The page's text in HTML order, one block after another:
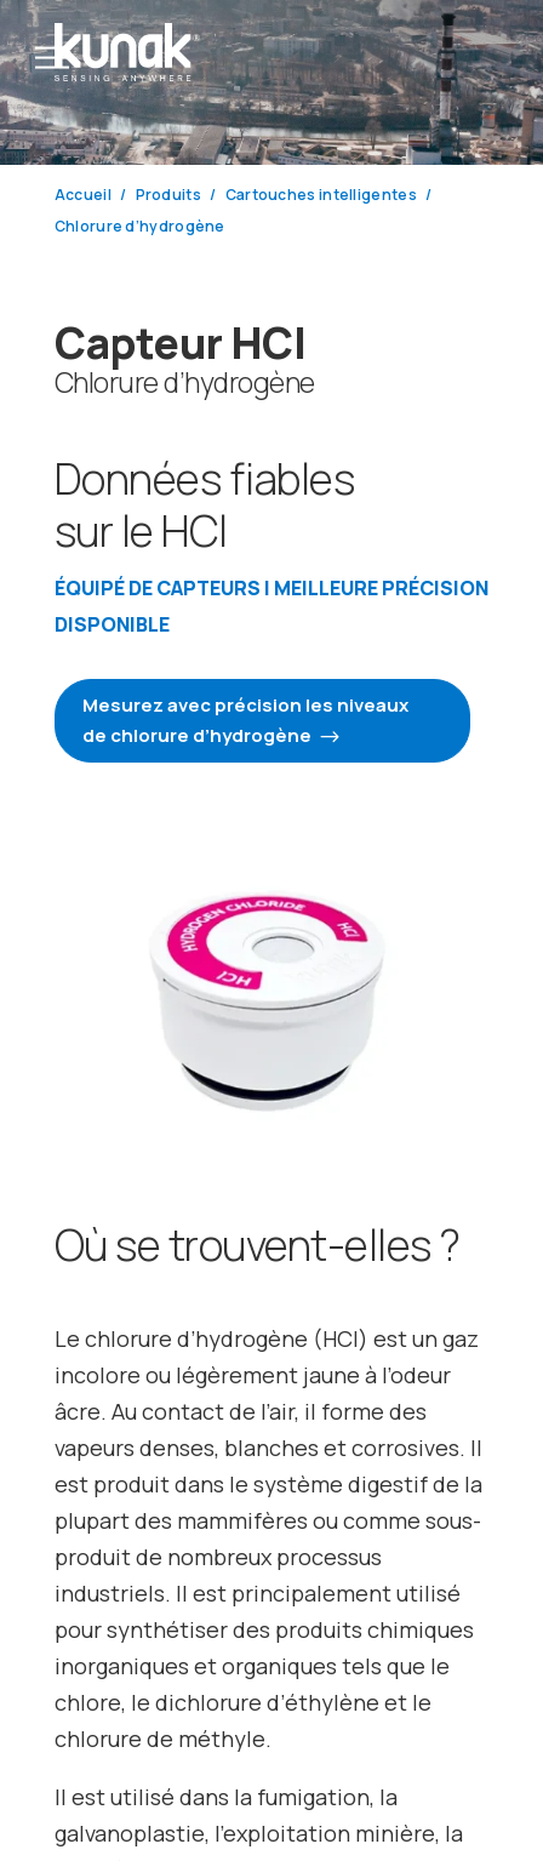
Accueil Produits
Cartouches intelligentes
Chlorure d’hydrogène
Capteur HCl
Chlorure d’hydrogène
Données fiables
sur le HCl
ÉQUIPÉ DE CAPTEURS | MEILLEURE PRÉCISION
DISPONIBLE
Mesurez avec précision les niveaux
de chlorure d’hydrogène
Où se trouvent-elles ?
Le chlorure d’hydrogène (HCl) est un gaz
incolore ou légèrement jaune à l’odeur
âcre. Au contact de l’air, il forme des
vapeurs denses, blanches et corrosives. Il
est produit dans le système digestif de la
plupart des mammifères ou comme sous-
produit de nombreux processus
industriels. Il est principalement utilisé
pour synthétiser des produits chimiques
inorganiques et organiques tels que le
chlore, le dichlorure d’éthylène et le
chlorure de méthyle.
Il est utilisé dans la fumigation, la
galvanoplastie, l’exploitation minière, la